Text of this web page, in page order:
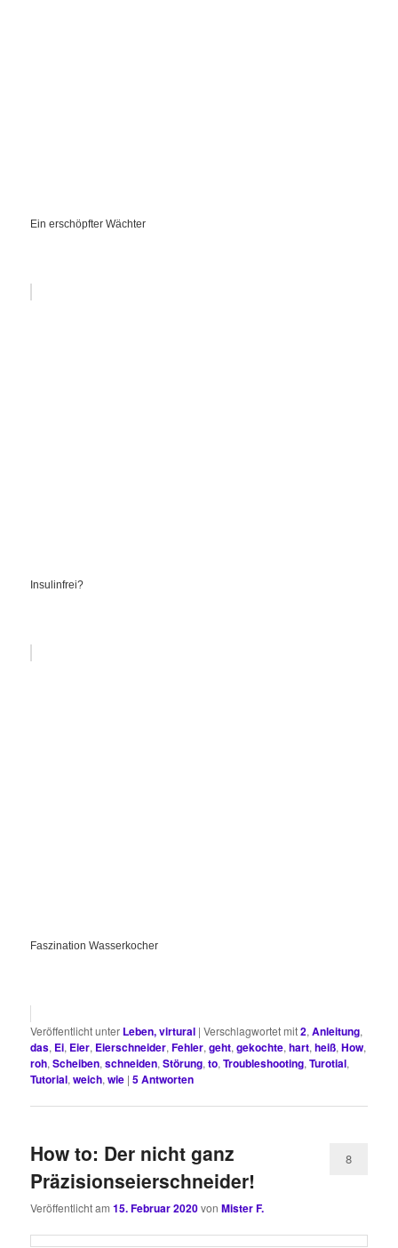
Ein erschöpfter Wächter
Insulinfrei?
Faszination Wasserkocher
Veröffentlicht unter Leben, virtural |Verschlagwortet mit2,Anleitung,
das, Ei, Eier, Eierschneider,Fehler,geht,gekochte,hart,heiß,How,
roh,Scheiben,schneiden,Störung,to,Troubleshooting,Turotial,
Tutorial,weich,wie |5Antworten
How to: Der nicht ganz
Präzisionseierschneider!
Veröffentlicht am15. Februar 2020vonMister F.
8